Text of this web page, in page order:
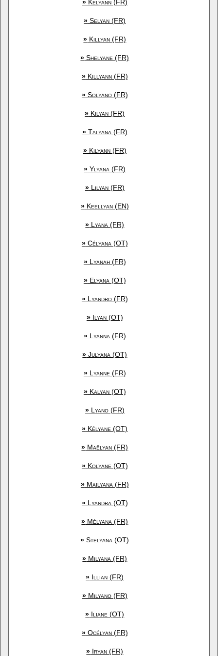
»Kelyann (FR)
» Selyan (FR)
» Killyan (FR)
» Shelyane (FR)
»Killyann (FR)
»Solyano (FR)
» Kilyan (FR)
»Talyana (FR)
»Kilyann (FR)
» Ylyana (FR)
»Lilyan (FR)
»Keellyan (EN)
» Lyana (FR)
»Célyana (OT)
»Lyanah (FR)
»Elyana (OT)
»Lyandro (FR)
»Ilyan (OT)
»Lyanna (FR)
» Julyana (OT)
»Lyanne (FR)
»Kalyan (OT)
»Lyano (FR)
» Kélyane (OT)
» Maëlyan (FR)
»Kolyane (OT)
»Mailyana (FR)
»Lyandra (OT)
» Mélyana (FR)
» Stelyana (OT)
» Milyana (FR)
» Illian (FR)
»Milyano (FR)
» Iliane (OT)
»Océlyan (FR)
» Iryan (FR)